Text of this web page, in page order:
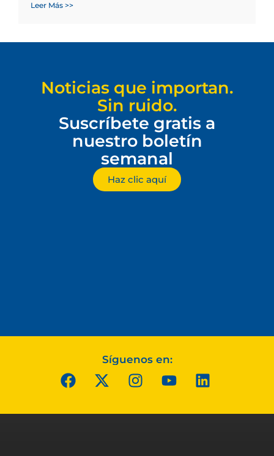
Leer Más >>
Noticias que importan.
Sin ruido.
Suscríbete gratis a
nuestro boletín
semanal
Haz clic aquí
Síguenos en: